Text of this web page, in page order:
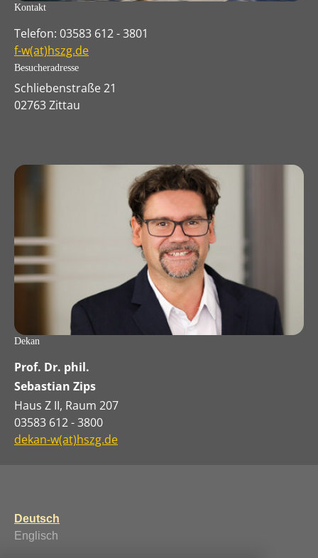
Kontakt
Telefon: 03583 612 - 3801
f-w(at)hszg.de
Besucheradresse
Schliebenstraße 21
02763 Zittau
Dekan
Prof. Dr. phil.
Sebastian Zips
Haus Z II, Raum 207
03583 612 - 3800
dekan-w(at)hszg.de
Deutsch
Englisch